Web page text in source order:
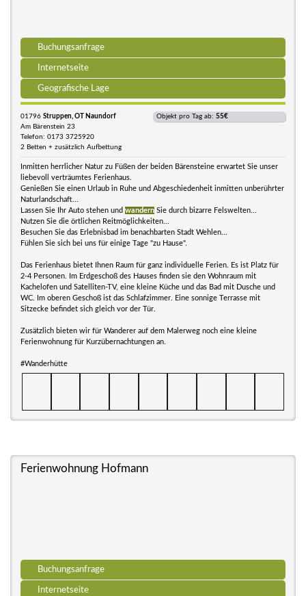
Buchungsanfrage
Internetseite
Geografische Lage
01796 Struppen, OT Naundorf
Am Bärenstein 23
Telefon: 0173 3725920
2 Betten + zusätzlich Aufbettung
Objekt pro Tag ab: 55€
Inmitten herrlicher Natur zu Füßen der beiden Bärensteine erwartet Sie unser
liebevoll verträumtes Ferienhaus.
Genießen Sie einen Urlaub in Ruhe und Abgeschiedenheit inmitten unberührter
Naturlandschaft...
Lassen Sie Ihr Auto stehen und wandern Sie durch bizarre Felswelten...
Nutzen Sie die örtlichen Reitmöglichkeiten...
Besuchen Sie das Erlebnisbad im benachbarten Stadt Wehlen...
Fühlen Sie sich bei uns für einige Tage "zu Hause".
Das Ferienhaus bietet Ihnen Raum für ganz individuelle Ferien. Es ist Platz für
2-4 Personen. Im Erdgeschoß des Hauses finden sie den Wohnraum mit
Kachelofen und Satelliten-TV, eine kleine Küche und das Bad mit Dusche und
WC. Im oberen Geschoß ist das Schlafzimmer. Eine sonnige Terrasse mit
Sitzecke befindet sich gleich vor der Tür.
Zusätzlich bieten wir für Wanderer auf dem Malerweg noch eine kleine
Ferienwohnung für Kurzübernachtungen an.
#Wanderhütte
Ferienwohnung Hofmann
Buchungsanfrage
Internetseite